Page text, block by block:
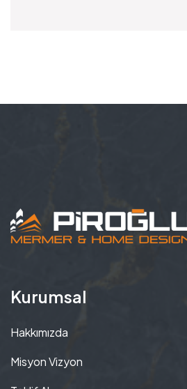
Kurumsal
Hakkımızda
Misyon Vizyon